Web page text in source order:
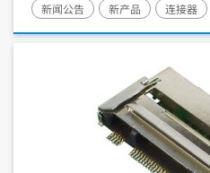
新闻公告
新产品 连接器